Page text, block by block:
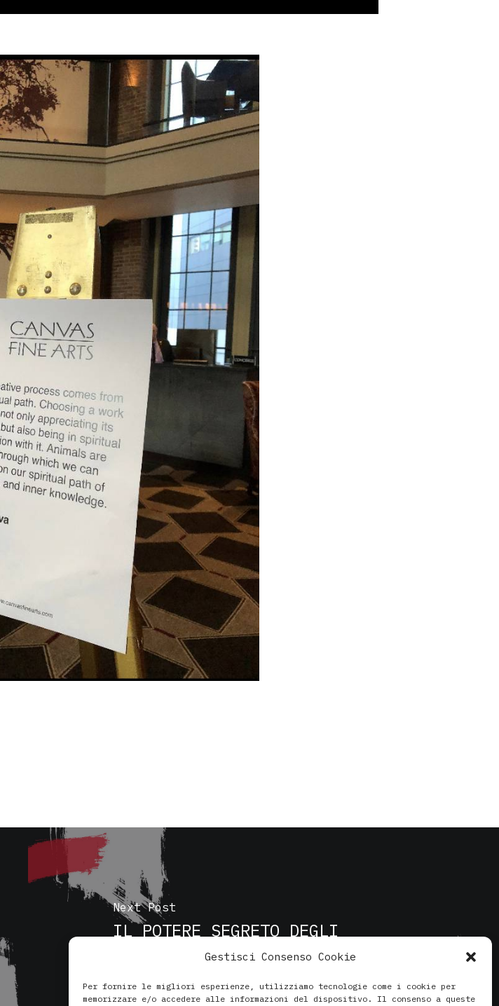
Gestisci Consenso Cookie
Per fornire le migliori esperienze, utilizziamo tecnologie come i cookie per
memorizzare e/o accedere alle informazioni del dispositivo. Il consenso a queste
Next Post
IL POTERE SEGRETO DEGLI